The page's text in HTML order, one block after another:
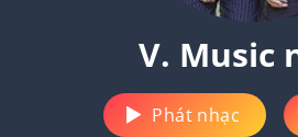
V. Music
Phát nhạc